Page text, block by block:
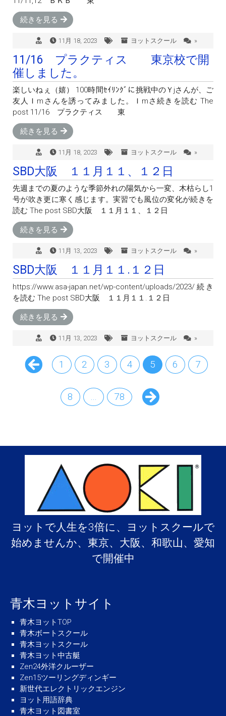
続きを見る
11月 18, 2023 ヨットスクール »
11/16 プラクティス 東京校で開
催しました。
楽しいねぇ（嬉） 100時間ｾｲﾘﾝｸﾞに挑戦中のＹjさんが、ご
友人Ｉmさんを誘ってみました。Ｉmさ続きを読む The
post 11/16 プラクティス 東
続きを見る
11月 18, 2023 ヨットスクール »
SBD大阪 １１月１１、１２日
先週までの夏のような季節外れの陽気から一変、木枯らし1
号が吹き更に寒く感じます。実習でも風位の変化が続きを
読む The post SBD大阪 １１月１１、１２日
続きを見る
11月 13, 2023 ヨットスクール »
SBD大阪 １１月１１.１２日
https://www.asa-japan.net/wp-content/uploads/2023/続き
を読む The post SBD大阪 １１月１１.１２日
続きを見る
11月 13, 2023 ヨットスクール »
1 2 3 4 5 6 7
8 … 78
ヨットで人生を3倍に、ヨットスクールで
始めませんか、東京、大阪、和歌山、愛知
で開催中
青木ヨットサイト
青木ヨットTOP
青木ボートスクール
青木ヨットスクール
青木ヨット中古艇
Zen24外洋クルーザー
Zen15ツーリングディンギー
新世代エレクトリックエンジン
ヨット用語辞典
青木ヨット図書室